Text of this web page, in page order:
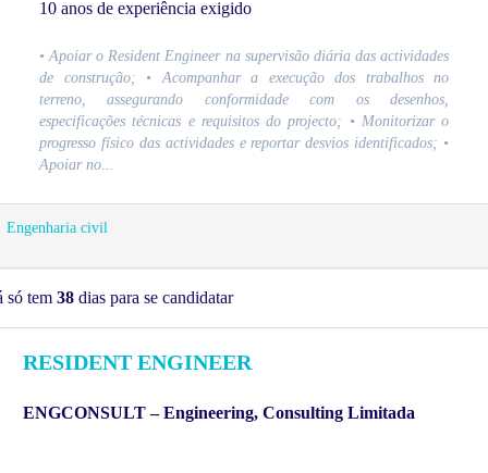
10 anos de experiência exigido
• Apoiar o Resident Engineer na supervisão diária das actividades
de construção; • Acompanhar a execução dos trabalhos no
terreno, assegurando conformidade com os desenhos,
especificações técnicas e requisitos do projecto; • Monitorizar o
progresso físico das actividades e reportar desvios identificados; •
Apoiar no...
Engenharia civil
só tem 38 dias para se candidatar
RESIDENT ENGINEER
ENGCONSULT – Engineering, Consulting Limitada